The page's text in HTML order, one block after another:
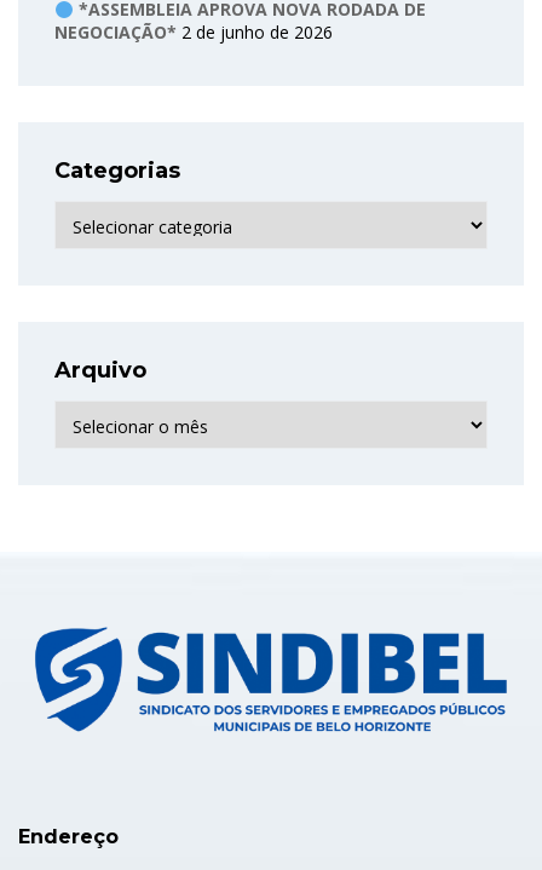
*ASSEMBLEIA APROVA NOVA RODADA DE
NEGOCIAÇÃO* 2 de junho de 2026
Categorias
Categorias
Arquivo
Arquivo
Endereço